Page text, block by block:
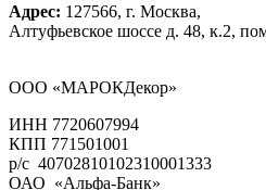
Адрес: 127566, г. Москва,
Алтуфьевское шоссе д. 48, к.2,
ООО «МАРОКДекор»
ИНН 7720607994
КПП 771501001
р/с 40702810102310001333
ОАО «Альфа-Банк»